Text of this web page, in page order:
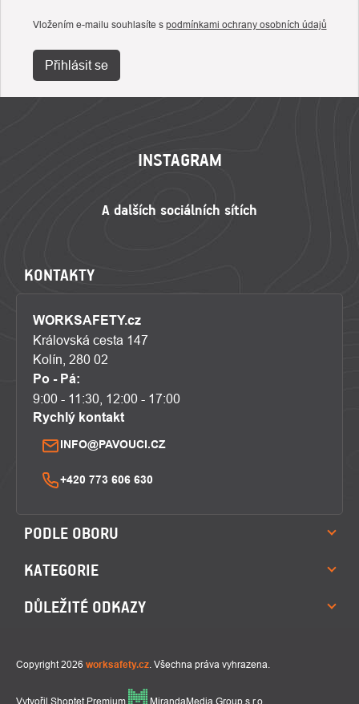
Vložením e-mailu souhlasíte s podmínkami ochrany osobních údajů
Přihlásit se
INSTAGRAM
KONTAKTY
WORKSAFETY.cz
Královská cesta 147
Kolín, 280 02
Po - Pá:
9:00 - 11:30, 12:00 - 17:00
Rychlý kontakt
INFO@PAVOUCI.CZ
+420 773 606 630
PODLE OBORU
KATEGORIE
DŮLEŽITÉ ODKAZY
Vytvořil Shoptet Premium MirandaMedia Group s.r.o
Copyright 2026 worksafety.cz . Všechna práva vyhrazena.